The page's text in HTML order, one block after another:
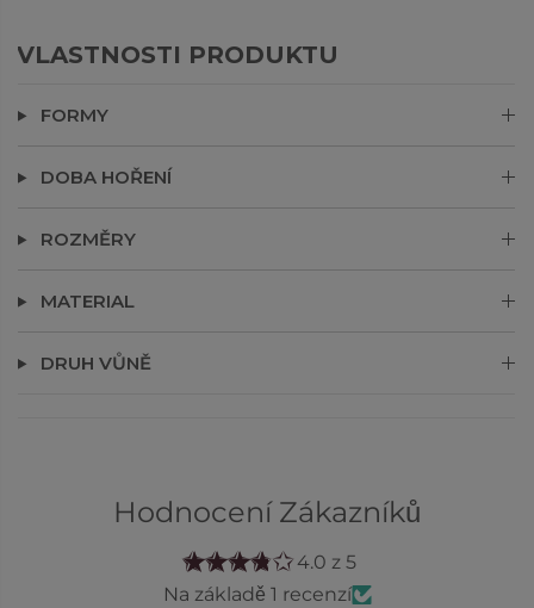
hřebíčku. Střední tóny sibiřské borovice a divokého
červeného cedrového dřeva a krémového
hloubku. Ideální pro ty, kteří rádi vytvářejí atmosféru
VLASTNOSTI PRODUKTU
FORMY
DOBA HOŘENÍ
ROZMĚRY
MATERIAL
DRUH VŮNĚ
Hodnocení Zákazníků
4.0 z 5
Na základě 1 recenzí